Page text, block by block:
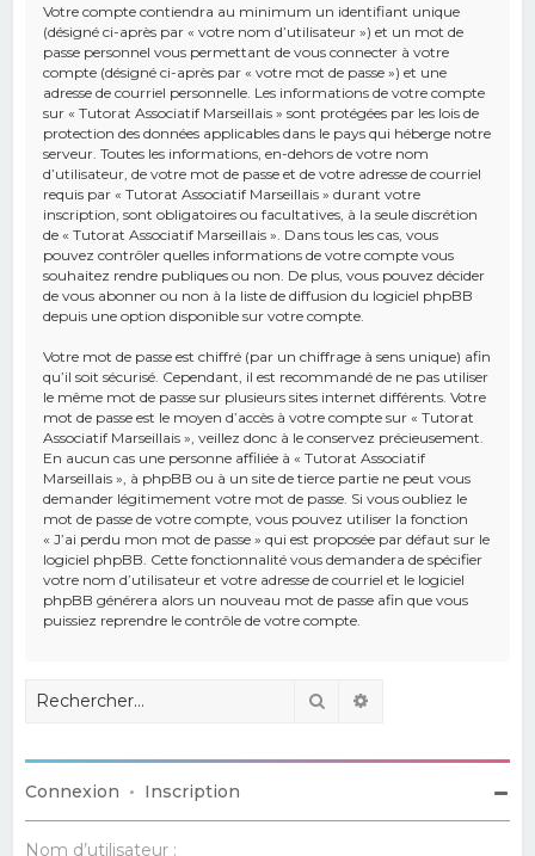
Votre compte contiendra au minimum un identifiant unique
(désigné ci-après par « votre nom d’utilisateur ») et un mot de
passe personnel vous permettant de vous connecter à votre
compte (désigné ci-après par « votre mot de passe ») et une
adresse de courriel personnelle. Les informations de votre compte
sur « Tutorat Associatif Marseillais » sont protégées par les lois de
protection des données applicables dans le pays qui héberge notre
serveur. Toutes les informations, en-dehors de votre nom
d’utilisateur, de votre mot de passe et de votre adresse de courriel
requis par « Tutorat Associatif Marseillais » durant votre
inscription, sont obligatoires ou facultatives, à la seule discrétion
de « Tutorat Associatif Marseillais ». Dans tous les cas, vous
pouvez contrôler quelles informations de votre compte vous
souhaitez rendre publiques ou non. De plus, vous pouvez décider
de vous abonner ou non à la liste de diffusion du logiciel phpBB
depuis une option disponible sur votre compte.
Votre mot de passe est chiffré (par un chiffrage à sens unique) afin
qu’il soit sécurisé. Cependant, il est recommandé de ne pas utiliser
le même mot de passe sur plusieurs sites internet différents. Votre
mot de passe est le moyen d’accès à votre compte sur « Tutorat
Associatif Marseillais », veillez donc à le conservez précieusement.
En aucun cas une personne affiliée à « Tutorat Associatif
Marseillais », à phpBB ou à un site de tierce partie ne peut vous
demander légitimement votre mot de passe. Si vous oubliez le
mot de passe de votre compte, vous pouvez utiliser la fonction
« J’ai perdu mon mot de passe » qui est proposée par défaut sur le
logiciel phpBB. Cette fonctionnalité vous demandera de spécifier
votre nom d’utilisateur et votre adresse de courriel et le logiciel
phpBB générera alors un nouveau mot de passe afin que vous
puissiez reprendre le contrôle de votre compte.
Rechercher
Connexion • Inscription
Nom d’utilisateur :